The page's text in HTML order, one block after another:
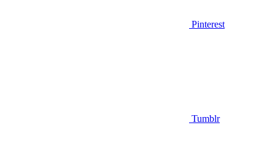
Pinterest
Tumblr